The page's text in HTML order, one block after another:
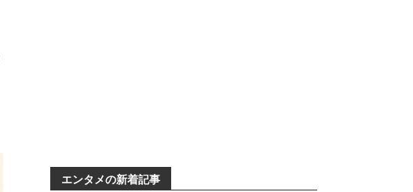
エンタメの新着記事